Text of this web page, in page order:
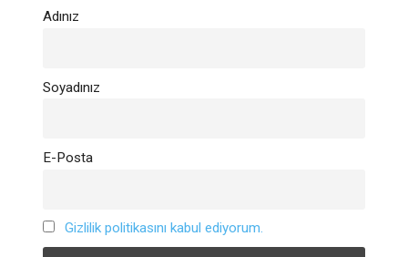
Adınız
Soyadınız
E-Posta
Gizlilik politikasını kabul ediyorum.